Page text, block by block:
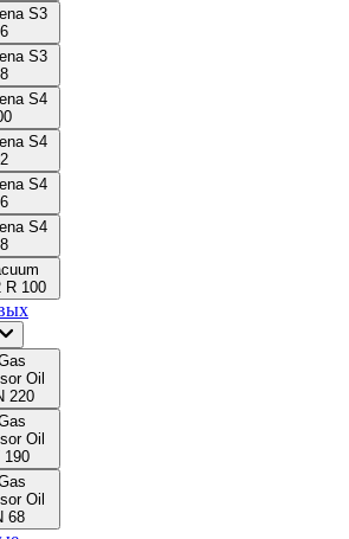
S3
S3
S4
S4
S4
S4
R 100
Oil
220
Oil
190
Oil
68